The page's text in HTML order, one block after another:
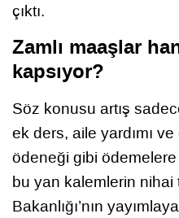
çıktı.
Zamlı maaşlar
kapsıyor?
Söz konusu artış
ek ders, aile yardımı
ödeneği gibi
bu yan kalemlerin nihai
Bakanlığı’nın